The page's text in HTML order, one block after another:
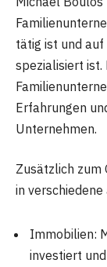
tätig ist und
spezialisiert ist.
Erfahrungen
Unternehmen.
Zusätzlich zum
in
Immobilien:
investiert